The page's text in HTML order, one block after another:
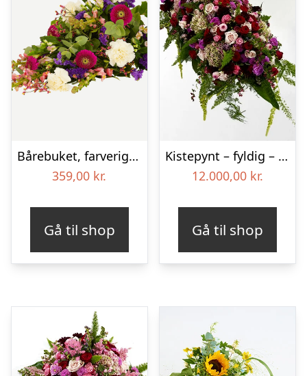
Bårebuket, farverig (Floristens kreative valg)
359,00 kr.
Gå til shop
Kistepynt – fyldig – Blomster til begravelse
12.000,00 kr.
Gå til shop